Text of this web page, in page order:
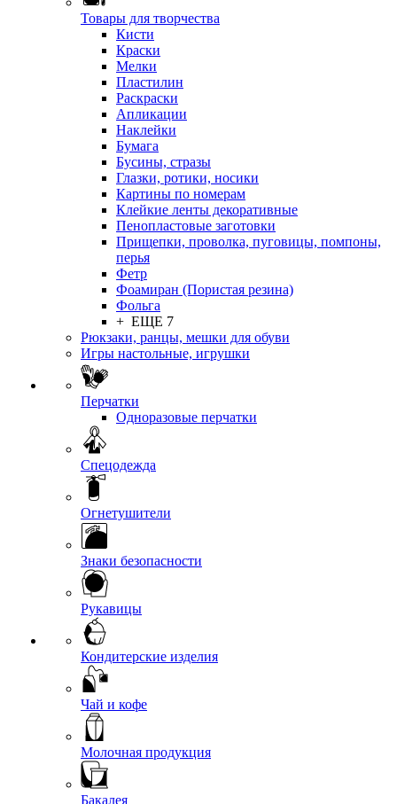
Товары для творчества
Кисти
Краски
Мелки
Пластилин
Раскраски
Апликации
Наклейки
Бумага
Бусины, стразы
Глазки, ротики, носики
Картины по номерам
Клейкие ленты декоративные
Пенопластовые заготовки
Прищепки, проволка, пуговицы, помпоны,
перья
Фетр
Фоамиран (Пористая резина)
Фольга
+ ЕЩЕ 7
Рюкзаки, ранцы, мешки для обуви
Игры настольные, игрушки
Перчатки
Одноразовые перчатки
Спецодежда
Огнетушители
Знаки безопасности
Рукавицы
Кондитерские изделия
Чай и кофе
Молочная продукция
Бакалея